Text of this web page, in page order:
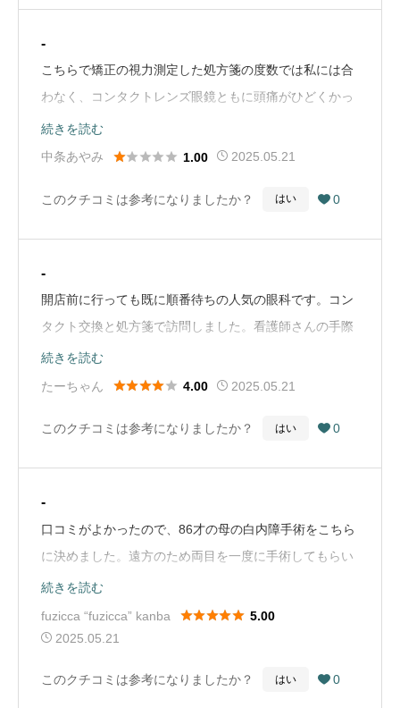
-
こちらで矯正の視力測定した処方箋の度数では私には合
わなく、コンタクトレンズ眼鏡ともに頭痛がひどくかっ
たです。再度来院するも謝罪もなく、また適当な対応さ
れがっかり（Google Mapから引用）
続きを読む
中条あやみ
 1.00 2025.05.21
このクチコミは参考になりましたか？ はい  0
-
開店前に行っても既に順番待ちの人気の眼科です。コン
タクト交換と処方箋で訪問しました。看護師さんの手際
が良くテキパキと診察と検査が進んでいくので待ち時間
は少ないです。先生もやさしいです。また伺います。
続きを読む
たーちゃん
 4.00 2025.05.21
このクチコミは参考になりましたか？ はい  0
-
口コミがよかったので、86才の母の白内障手術をこちら
に決めました。遠方のため両目を一度に手術してもらい
ましたが、口コミ通りスタッフの方々の対応もよく、手
術も予定時間より早く終わり、経過も順調です。待ち時
間も少ないです。費用もとても安くて助かりました。自
て来たので焦点深度拡張型自然視覚レンズという、保険
続きを読む
fuzicca “fuzicca” kanba
 5.00
2025.05.21
このクチコミは参考になりましたか？ はい  0